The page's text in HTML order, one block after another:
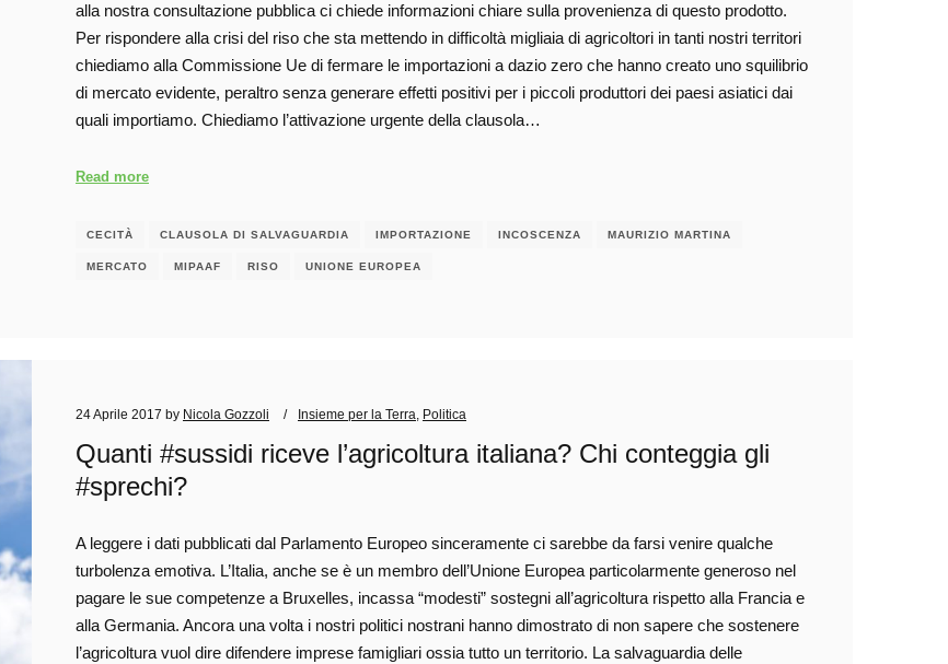
alla nostra consultazione pubblica ci chiede informazioni chiare sulla provenienza di questo prodotto.
Per rispondere alla crisi del riso che sta mettendo in difficoltà migliaia di agricoltori in tanti nostri territori
chiediamo alla Commissione Ue di fermare le importazioni a dazio zero che hanno creato uno squilibrio
di mercato evidente, peraltro senza generare effetti positivi per i piccoli produttori dei paesi asiatici dai
quali importiamo. Chiediamo l’attivazione urgente della clausola…
Read more
CECITÀ CLAUSOLA DI SALVAGUARDIA IMPORTAZIONE INCOSCENZA MAURIZIO MARTINA
MERCATO MIPAAF RISO UNIONE EUROPEA
24 Aprile 2017 by Nicola Gozzoli Insieme per la Terra Politica
Quanti #sussidi riceve l’agricoltura italiana? Chi conteggia gli
#sprechi?
A leggere i dati pubblicati dal Parlamento Europeo sinceramente ci sarebbe da farsi venire qualche
turbolenza emotiva. L’Italia, anche se è un membro dell’Unione Europea particolarmente generoso nel
pagare le sue competenze a Bruxelles, incassa “modesti” sostegni all’agricoltura rispetto alla Francia e
alla Germania. Ancora una volta i nostri politici nostrani hanno dimostrato di non sapere che sostenere
l’agricoltura vuol dire difendere imprese famigliari ossia tutto un territorio. La salvaguardia delle